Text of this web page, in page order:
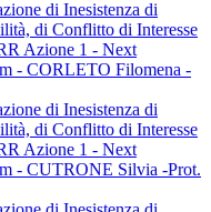
di Inesistenza di
di Conflitto di Interesse
Azione 1 - Next
- CORLETO Filomena -
di Inesistenza di
di Conflitto di Interesse
Azione 1 - Next
- CUTRONE Silvia -Prot.